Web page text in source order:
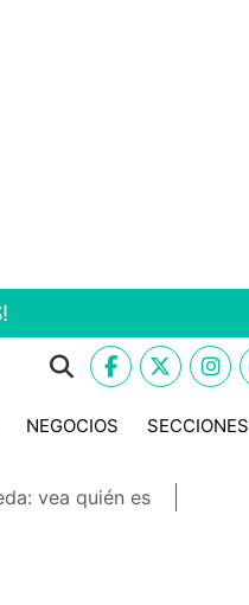
NEGOCIOS SECCIONES
vea quién es